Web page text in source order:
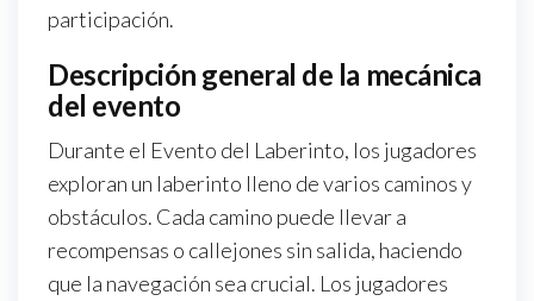
participación.
Descripción general de la mecánica
del evento
Durante el Evento del Laberinto, los jugadores
exploran un laberinto lleno de varios caminos y
obstáculos. Cada camino puede llevar a
recompensas o callejones sin salida, haciendo
que la navegación sea crucial. Los jugadores